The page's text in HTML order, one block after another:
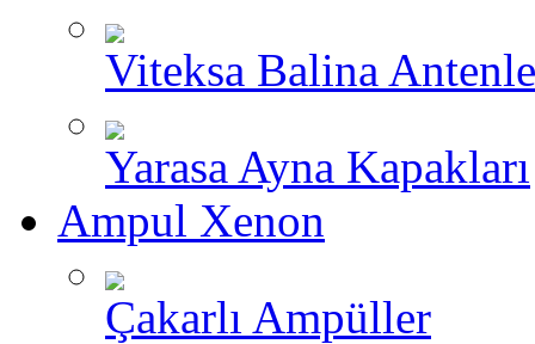
Viteksa Balina
Yarasa Ayna Kapakları
Ampul Xenon
Çakarlı Ampüller